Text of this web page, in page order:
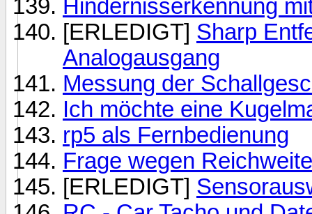
Hindernisserkennung
[ERLEDIGT] Sharp
Analogausgang
Messung der
Ich möchte eine
rp5 als Fernbedienung
Frage wegen
[ERLEDIGT]